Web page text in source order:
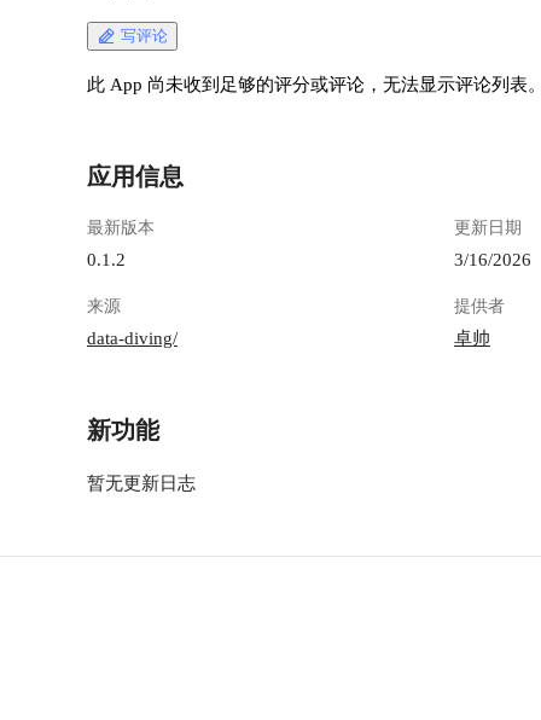
写评论
此 App 尚未收到足够的评分或评论，无法显示评论列表
应用信息
最新版本
0.1.2
更新日期
3/16/2026
来源
data-diving/
提供者
卓帅
新功能
暂无更新日志